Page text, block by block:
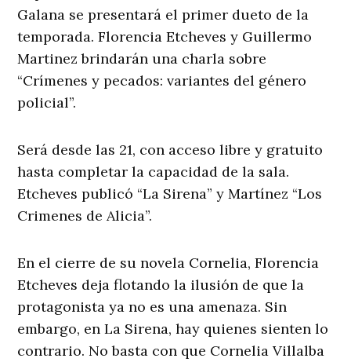
Galana se presentará el primer dueto de la
temporada. Florencia Etcheves y Guillermo
Martinez brindarán una charla sobre
“Crímenes y pecados: variantes del género
policial”.
Será desde las 21, con acceso libre y gratuito
hasta completar la capacidad de la sala.
Etcheves publicó “La Sirena” y Martínez “Los
Crimenes de Alicia”.
En el cierre de su novela Cornelia, Florencia
Etcheves deja flotando la ilusión de que la
protagonista ya no es una amenaza. Sin
embargo, en La Sirena, hay quienes sienten lo
contrario. No basta con que Cornelia Villalba